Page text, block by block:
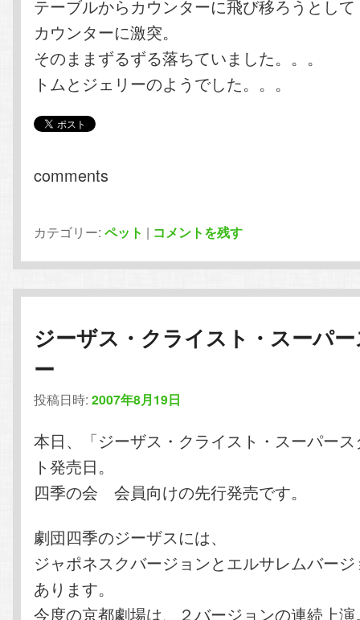
テーブルからカウンターに飛び移ろうとして
カウンターに激突。
そのままずるずる落ちていました。。。
トムとジェリーのようでした。。。
comments
カテゴリー: ペット | コメントを残す
ジーザス・クライスト・スーパ
ー
投稿日時:2007年8月19日
本日、「ジーザス・クライスト・スーパー
ト発売日。
四季の会 会員向けの先行発売です。
劇団四季のジーザスには、
ジャポネスクバージョンとエルサレムバー
あります。
今度の京都劇場は、２バージョンの連続上演